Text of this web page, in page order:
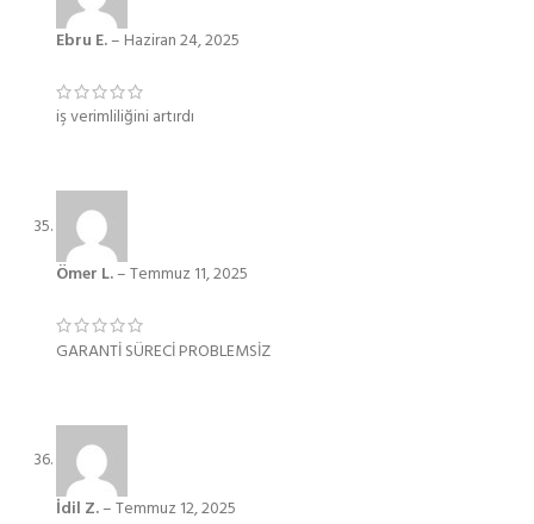
Ebru E.– Haziran 24, 2025
iş verimliliğini artırdı
Ömer L.–Temmuz 11, 2025
GARANTİ SÜRECİ PROBLEMSİZ
İdil Z.–Temmuz 12, 2025